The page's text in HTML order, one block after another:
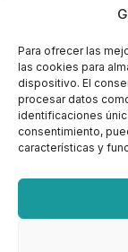
Para ofrecer las
las cookies para
dispositivo. El
procesar datos
identificaciones
consentimiento,
características y
Copyright ©